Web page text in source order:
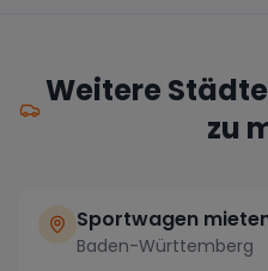
Weitere
zu
Sportwagen
Baden-Württemberg